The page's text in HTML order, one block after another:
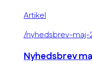
Artikel
/nyhedsbrev-maj-
Nyhedsbrev